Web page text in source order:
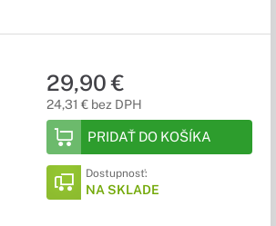
29,90 €
24,31 € bez DPH
PRIDAŤ DO KOŠÍKA
Dostupnosť:
NA SKLADE